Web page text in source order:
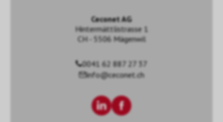
Ceconet AG
Hintermättlistrasse 1
CH - 5506 Mägenwil
0041 62 887 27 37
info@ceconet.ch